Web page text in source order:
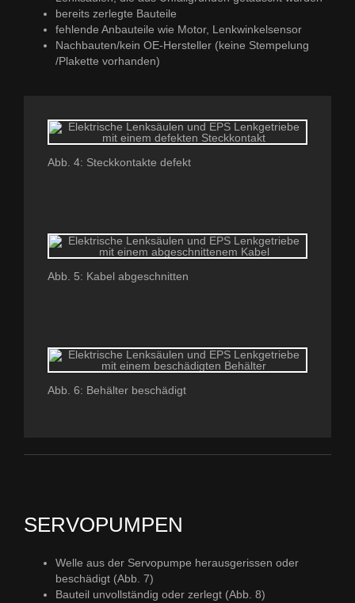
bereits zerlegte Bauteile
fehlende Anbauteile wie Motor, Lenkwinkelsensor
Nachbauten/kein OE-Hersteller (keine Stempelung
/Plakette vorhanden)
Abb. 4: Steckkontakte defekt
Abb. 5: Kabel abgeschnitten
Abb. 6: Behälter beschädigt
SERVOPUMPEN
Welle aus der Servopumpe herausgerissen oder
beschädigt (Abb. 7)
Bauteil unvollständig oder zerlegt (Abb. 8)